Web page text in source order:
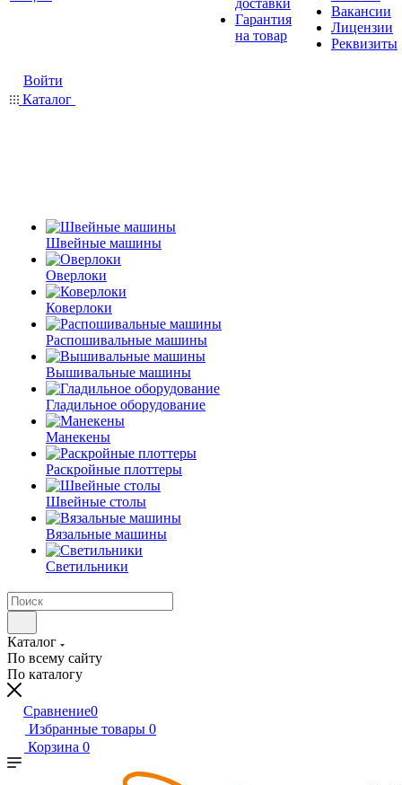
доставки
Гарантия
на товар
Вакансии
Лицензии
Реквизиты
Войти
Каталог
Швейные машины
Оверлоки
Коверлоки
Распошивальные машины
Вышивальные машины
Гладильное оборудование
Манекены
Раскройные плоттеры
Швейные столы
Вязальные машины
Светильники
Каталог
По всему сайту
По каталогу
Сравнение0
Избранные товары 0
Корзина 0